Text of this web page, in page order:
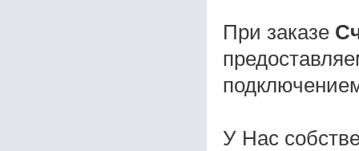
При заказе
У Нас